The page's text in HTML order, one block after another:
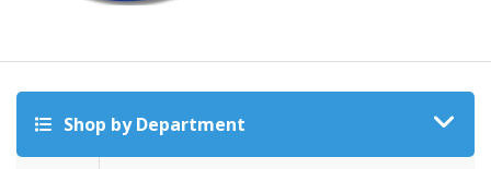
Shop by Department